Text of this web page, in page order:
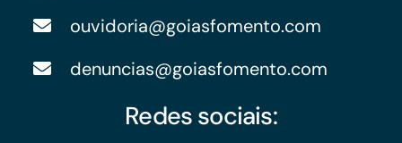
ouvidoria@goiasfomento.com
denuncias@goiasfomento.com
Redes sociais: